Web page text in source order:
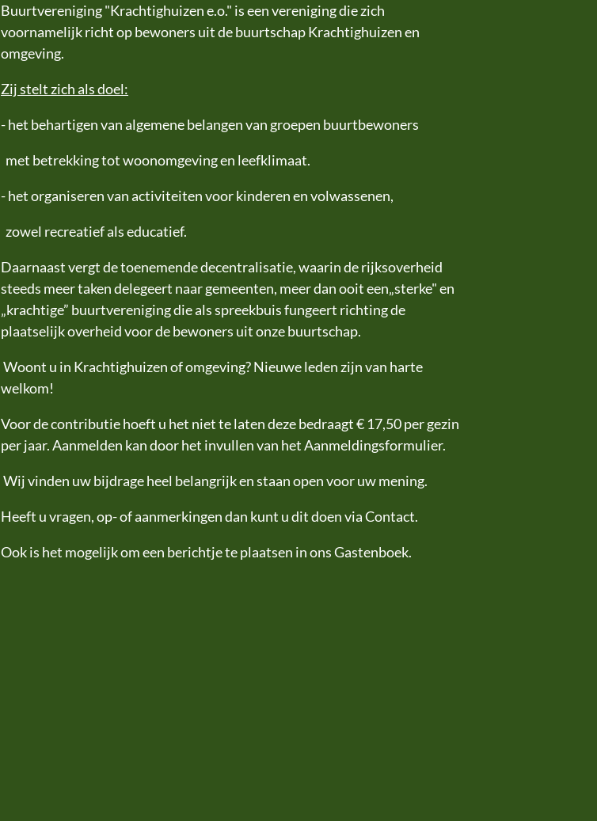
Buurtvereniging "Krachtighuizen e.o." is een vereniging die zich
voornamelijk richt op bewoners uit de buurtschap Krachtighuizen en
omgeving.
Zij stelt zich als doel:
- het behartigen van algemene belangen van groepen buurtbewoners
met betrekking tot woonomgeving en leefklimaat.
- het organiseren van activiteiten voor kinderen en volwassenen,
zowel recreatief als educatief.
Daarnaast vergt de toenemende decentralisatie, waarin de rijksoverheid
steeds meer taken delegeert naar gemeenten, meer dan ooit een„sterke" en
„krachtige” buurtvereniging die als spreekbuis fungeert richting de
plaatselijk overheid voor de bewoners uit onze buurtschap.
Woont u in Krachtighuizen of omgeving? Nieuwe leden zijn van harte
welkom!
Voor de contributie hoeft u het niet te laten deze bedraagt € 17,50 per gezin
per jaar. Aanmelden kan door het invullen van het Aanmeldingsformulier.
Wij vinden uw bijdrage heel belangrijk en staan open voor uw mening.
Heeft u vragen, op- of aanmerkingen dan kunt u dit doen via Contact.
Ook is het mogelijk om een berichtje te plaatsen in ons Gastenboek.